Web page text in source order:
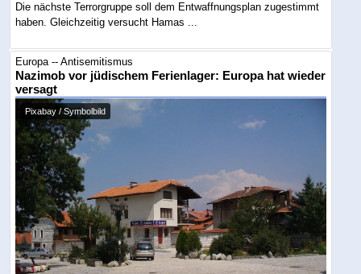
Die nächste Terrorgruppe soll dem Entwaffnungsplan zugestimmt
haben. Gleichzeitig versucht Hamas ...
Europa -- Antisemitismus
Nazimob vor jüdischem Ferienlager: Europa hat wieder
versagt
Pixabay / Symbolbild